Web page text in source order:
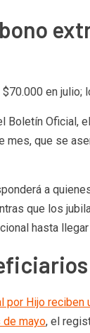
en julio;
Boletín Oficial,
que se
a
que los
hasta
Hijo reciben
mayo, el